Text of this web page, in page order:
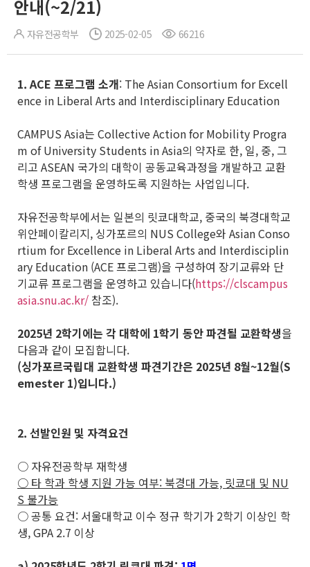
안내(~2/21)
자유전공학부 2025-02-05 66216
1. ACE 프로그램 소개: The Asian Consortium for Excell
ence in Liberal Arts and Interdisciplinary Education
CAMPUS Asia는 Collective Action for Mobility Progra
m of University Students in Asia의 약자로 한, 일, 중, 그
리고 ASEAN 국가의 대학이 공동교육과정을 개발하고 교환
학생 프로그램을 운영하도록 지원하는 사업입니다.
자유전공학부에서는 일본의 릿쿄대학교, 중국의 북경대학교
위안페이칼리지, 싱가포르의 NUS College와 Asian Conso
rtium for Excellence in Liberal Arts and Interdisciplin
ary Education (ACE 프로그램)을 구성하여 장기교류와 단
기교류 프로그램을 운영하고 있습니다(https://clscampus
asia.snu.ac.kr/ 참조).
2025년 2학기에는 각 대학에 1학기 동안 파견될 교환학생을
다음과 같이 모집합니다.
(싱가포르국립대 교환학생 파견기간은 2025년 8월~12월(S
emester 1)입니다.)
2. 선발인원 및 자격요건
○ 자유전공학부 재학생
○ 타 학과 학생 지원 가능 여부: 북경대 가능, 릿쿄대 및 NU
S 불가능
○ 공통 요건: 서울대학교 이수 정규 학기가 2학기 이상인 학
생, GPA 2.7 이상